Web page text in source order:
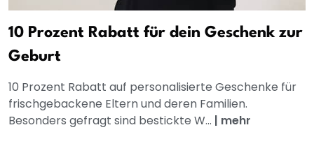
10 Prozent Rabatt für dein Geschenk zur
Geburt
10 Prozent Rabatt auf personalisierte Geschenke für
frischgebackene Eltern und deren Familien.
Besonders gefragt sind bestickte W... | mehr